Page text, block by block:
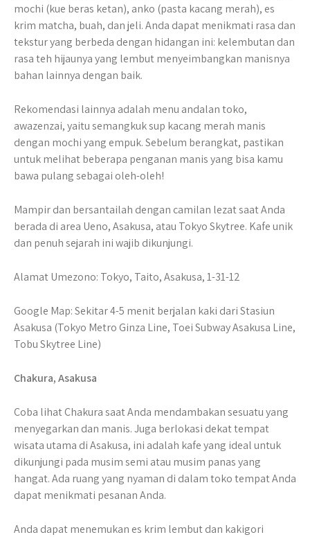
mochi (kue beras ketan), anko (pasta kacang merah), es
krim matcha, buah, dan jeli. Anda dapat menikmati rasa dan
tekstur yang berbeda dengan hidangan ini: kelembutan dan
rasa teh hijaunya yang lembut menyeimbangkan manisnya
bahan lainnya dengan baik.
Rekomendasi lainnya adalah menu andalan toko,
awazenzai, yaitu semangkuk sup kacang merah manis
dengan mochi yang empuk. Sebelum berangkat, pastikan
untuk melihat beberapa penganan manis yang bisa kamu
bawa pulang sebagai oleh-oleh!
Mampir dan bersantailah dengan camilan lezat saat Anda
berada di area Ueno, Asakusa, atau Tokyo Skytree. Kafe unik
dan penuh sejarah ini wajib dikunjungi.
Alamat Umezono: Tokyo, Taito, Asakusa, 1-31-12
Google Map: Sekitar 4-5 menit berjalan kaki dari Stasiun
Asakusa (Tokyo Metro Ginza Line, Toei Subway Asakusa Line,
Tobu Skytree Line)
Chakura, Asakusa
Coba lihat Chakura saat Anda mendambakan sesuatu yang
menyegarkan dan manis. Juga berlokasi dekat tempat
wisata utama di Asakusa, ini adalah kafe yang ideal untuk
dikunjungi pada musim semi atau musim panas yang
hangat. Ada ruang yang nyaman di dalam toko tempat Anda
dapat menikmati pesanan Anda.
Anda dapat menemukan es krim lembut dan kakigori